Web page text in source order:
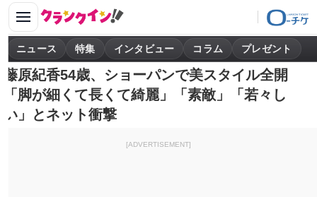
ニュース 特集 インタビュー コラム プレゼント
藤原紀香54歳、ショーパンで美スタイル全開
「脚が細くて長くて綺麗」「素敵」「若々し
い」とネット衝撃
[ADVERTISEMENT]